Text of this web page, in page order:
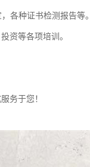
各种证书检测报告等。
资等各项培训。
务于您！